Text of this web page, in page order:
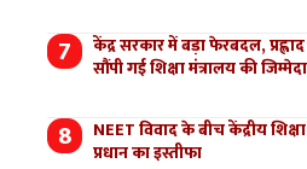
केंद्र सरकार में बड़ा फेरबदल,
सौंपी गई शिक्षा मंत्रालय की
NEET विवाद के बीच केंद्रीय शिक्षा
प्रधान का इस्तीफा